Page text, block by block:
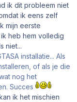
ik dit probleem niet
ik eens zelf
mijn eerste
heb hem volledig
niet...
installatie... Als
of als je die
nog het
Succes
ik het mischien